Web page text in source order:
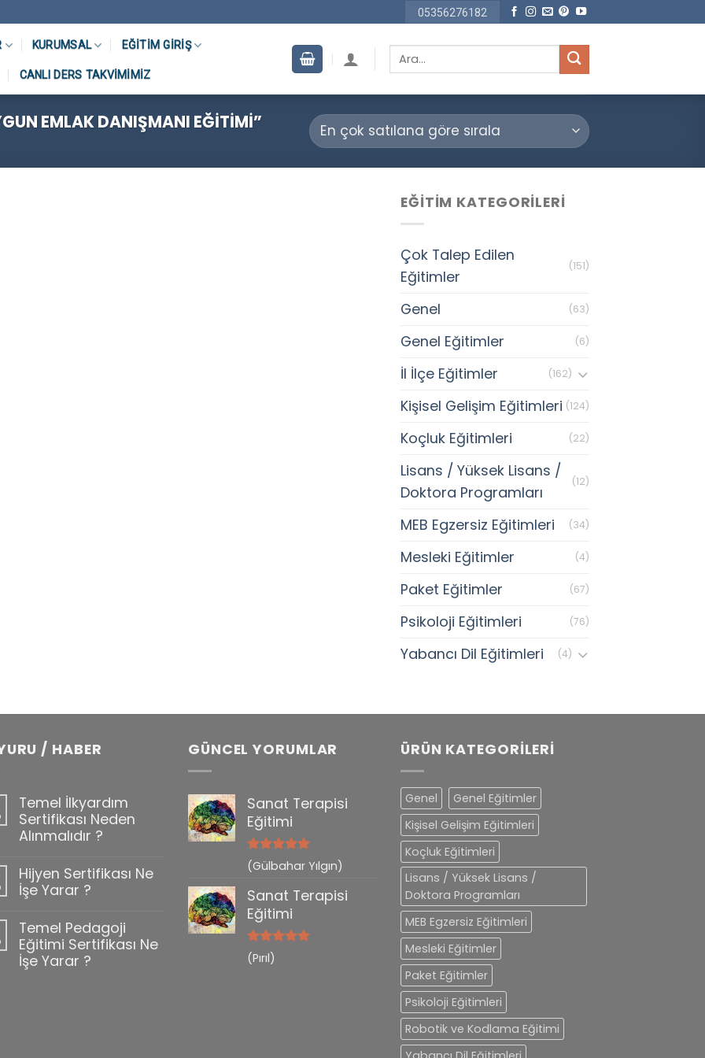
05356276182
KURUMSAL EĞITIM GIRIŞ
CANLI DERS TAKVIMIMIZ
Ara:
EMLAK DANIŞMANI EĞITIMI”
EĞITIM KATEGORILERI
Çok Talep Edilen
Eğitimler
(151)
Genel (63)
Genel Eğitimler (6)
İl İlçe Eğitimler (162)
Kişisel Gelişim Eğitimleri (124)
Koçluk Eğitimleri (22)
Lisans / Yüksek Lisans /
Doktora Programları
(12)
MEB Egzersiz Eğitimleri (34)
Mesleki Eğitimler (4)
Paket Eğitimler (67)
Psikoloji Eğitimleri (76)
Yabancı Dil Eğitimleri (4)
/ HABER
Temel İlkyardım
Sertifikası Neden
Alınmalıdır ?
Hijyen Sertifikası Ne
İşe Yarar ?
Temel Pedagoji
Eğitimi Sertifikası Ne
İşe Yarar ?
GÜNCEL YORUMLAR
Sanat Terapisi
Eğitimi
5 üzerinden
5
(Gülbahar Yılgın)
Sanat Terapisi
Eğitimi
5 üzerinden
5
oy aldı
(Pırıl)
ÜRÜN KATEGORILERI
Genel
Genel Eğitimler
Kişisel Gelişim Eğitimleri
Koçluk Eğitimleri
Lisans / Yüksek Lisans /
Doktora Programları
MEB Egzersiz Eğitimleri
Mesleki Eğitimler
Paket Eğitimler
Psikoloji Eğitimleri
Robotik ve Kodlama Eğitimi